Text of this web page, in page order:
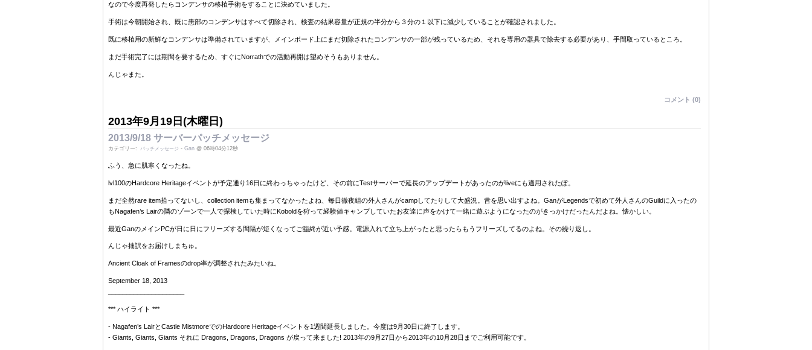
なので今度再発したらコンデンサの移植手術をすることに決めていました。
手術は今朝開始され、既に患部のコンデンサはすべて切除され、検査の結果容量が正規の半分から３分の１以下に減少していることが確認されました。
既に移植用の新鮮なコンデンサは準備されていますが、メインボード上にまだ切除されたコンデンサの一部が残っているため、それを専用の器具で除去する必要があり、手間取っているところ。
まだ手術完了には期間を要するため、すぐにNorrathでの活動再開は望めそうもありません。
んじゃまた。
コメント (0)
2013年9月19日(木曜日)
2013/9/18 サーバーパッチメッセージ
カテゴリー: パッチメッセージ - Gan @ 06時04分12秒
ふう、急に肌寒くなったね。
lvl100のHardcore Heritageイベントが予定通り16日に終わっちゃったけど、その前にTestサーバーで延長のアップデートがあったのがliveにも適用されたぽ。
まだ全然rare item拾ってないし、collection itemも集まってなかったよね、毎日徹夜組の外人さんがcampしてたりして大盛況。昔を思い出すよね。GanがLegendsで初めて外人さんのGuildに入ったの
もNagafen’s Lairの隣のゾーンで一人で探検していた時にKoboldを狩って経験値キャンプしていたお友達に声をかけて一緒に遊ぶようになったのがきっかけだったんだよね。懐かしい。
最近GanのメインPCが日に日にフリーズする間隔が短くなってご臨終が近い予感。電源入れて立ち上がったと思ったらもうフリーズしてるのよね。その繰り返し。
んじゃ拙訳をお届けしまちゅ。
Ancient Cloak of Framesのdrop率が調整されたみたいね。
September 18, 2013
*** ハイライト ***
- Nagafen’s LairとCastle MistmoreでのHardcore Heritageイベントを1週間延長しました。今度は9月30日に終了します。
- Giants, Giants, Giants それに Dragons, Dragons, Dragons が戻って来ました! 2013年の9月27日から2013年の10月28日までご利用可能です。